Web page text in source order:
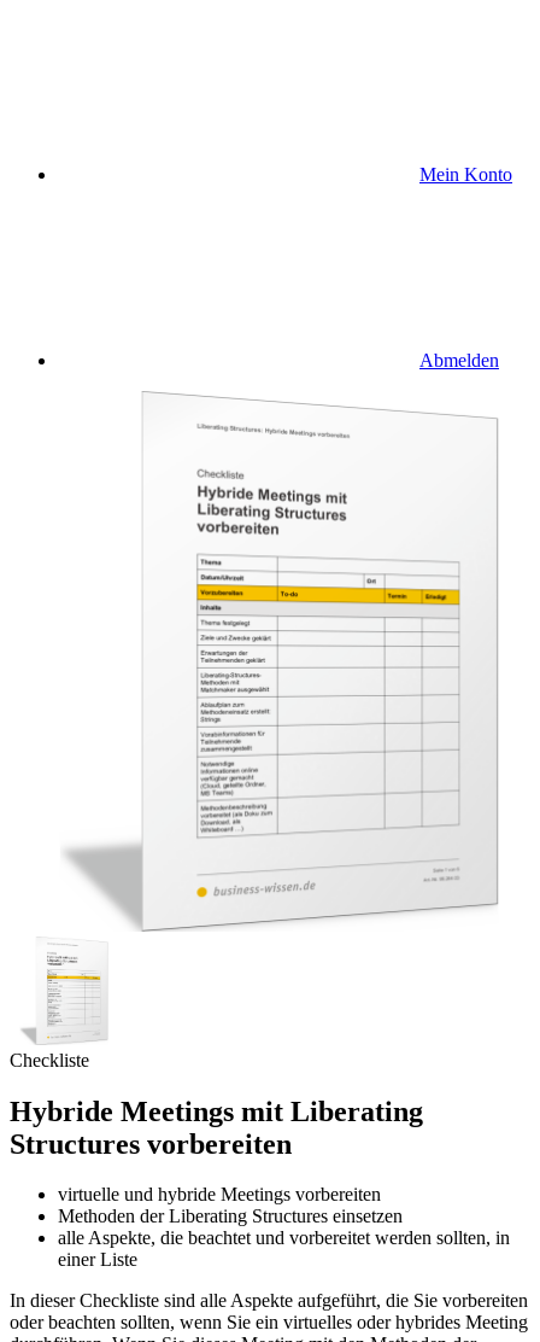
Mein Konto
Abmelden
Checkliste
Hybride Meetings mit Liberating
Structures vorbereiten
virtuelle und hybride Meetings vorbereiten
Methoden der Liberating Structures einsetzen
alle Aspekte, die beachtet und vorbereitet werden sollten, in
einer Liste
In dieser Checkliste sind alle Aspekte aufgeführt, die Sie vorbereiten
oder beachten sollten, wenn Sie ein virtuelles oder hybrides Meeting